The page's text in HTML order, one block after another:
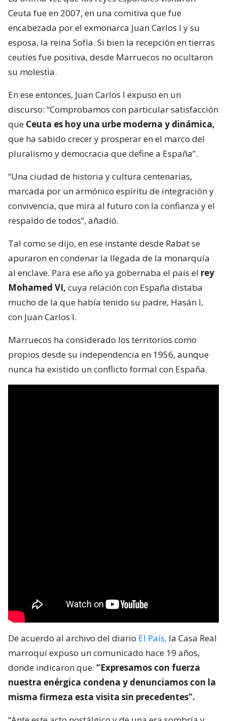
Ceuta fue en 2007, en una comitiva que fue
encabezada por el exmonarca Juan Carlos I y su
esposa, la reina Sofía. Si bien la recepción en tierras
ceutíes fue positiva, desde Marruecos no ocultaron
su molestia.
En ese entonces, Juan Carlos I expuso en un
discurso: “Comprobamos con particular satisfacción
que Ceuta es hoy una urbe moderna y dinámica,
que ha sabido crecer y prosperar en el marco del
pluralismo y democracia que define a España”.
“Una ciudad de historia y cultura centenarias,
marcada por un armónico espíritu de integración y
convivencia, que mira al futuro con la confianza y el
respaldo de todos”, añadió.
Tal como se dijo, en ese instante desde Rabat se
apuraron en condenar la llegada de la monarquía
al enclave. Para ese año ya gobernaba el país el rey
Mohamed VI, cuya relación con España distaba
mucho de la que había tenido su padre, Hasán I,
con Juan Carlos I.
Marruecos ha considerado los territorios como
propios desde su independencia en 1956, aunque
nunca ha existido un conflicto formal con España.
De acuerdo al archivo del diario El País, la Casa Real
marroquí expuso un comunicado hace 19 años,
donde indicaron que: “Expresamos con fuerza
nuestra enérgica condena y denunciamos con la
misma firmeza esta visita sin precedentes”.